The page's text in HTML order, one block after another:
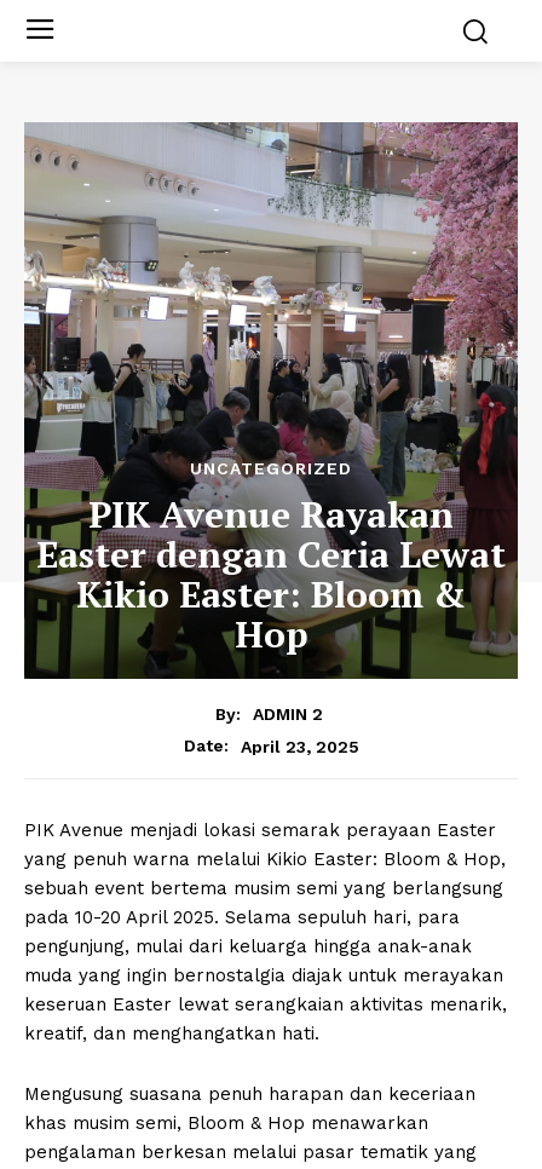
UNCATEGORIZED
PIK Avenue Rayakan
Easter dengan Ceria Lewat
Kikio Easter: Bloom &
Hop
By:
ADMIN 2
Date:
April 23, 2025
PIK Avenue menjadi lokasi semarak perayaan Easter
yang penuh warna melalui Kikio Easter: Bloom & Hop,
sebuah event bertema musim semi yang berlangsung
pada 10-20 April 2025. Selama sepuluh hari, para
pengunjung, mulai dari keluarga hingga anak-anak
muda yang ingin bernostalgia diajak untuk merayakan
keseruan Easter lewat serangkaian aktivitas menarik,
kreatif, dan menghangatkan hati.
Mengusung suasana penuh harapan dan keceriaan
khas musim semi, Bloom & Hop menawarkan
pengalaman berkesan melalui pasar tematik yang